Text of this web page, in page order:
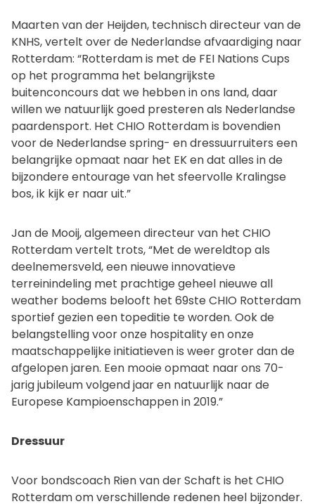
Maarten van der Heijden, technisch directeur van de
KNHS, vertelt over de Nederlandse afvaardiging naar
Rotterdam: “Rotterdam is met de FEI Nations Cups
op het programma het belangrijkste
buitenconcours dat we hebben in ons land, daar
willen we natuurlijk goed presteren als Nederlandse
paardensport. Het CHIO Rotterdam is bovendien
voor de Nederlandse spring- en dressuurruiters een
belangrijke opmaat naar het EK en dat alles in de
bijzondere entourage van het sfeervolle Kralingse
bos, ik kijk er naar uit.”
Jan de Mooij, algemeen directeur van het CHIO
Rotterdam vertelt trots, “Met de wereldtop als
deelnemersveld, een nieuwe innovatieve
terreinindeling met prachtige geheel nieuwe all
weather bodems belooft het 69ste CHIO Rotterdam
sportief gezien een topeditie te worden. Ook de
belangstelling voor onze hospitality en onze
maatschappelijke initiatieven is weer groter dan de
afgelopen jaren. Een mooie opmaat naar ons 70-
jarig jubileum volgend jaar en natuurlijk naar de
Europese Kampioenschappen in 2019.”
Dressuur
Voor bondscoach Rien van der Schaft is het CHIO
Rotterdam om verschillende redenen heel bijzonder.